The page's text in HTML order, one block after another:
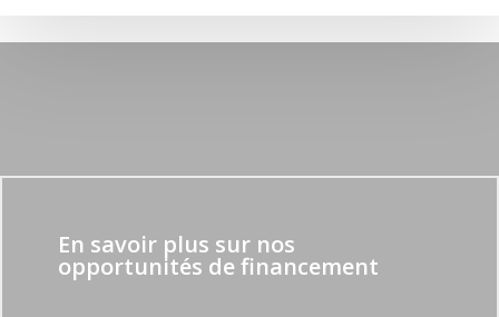
En savoir plus sur nos
opportunités de financement